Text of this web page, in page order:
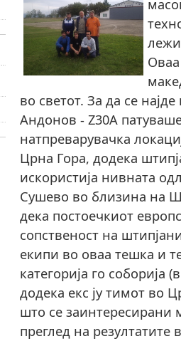
во светот. За да се
Андонов - Z30A
натпреварувачка
Црна Гора, додека
искористија нивната
Сушево во близина на
дека постоечкиот
сопственост на
екипи во оваа тешка и
категорија го соборија
додека екс ју тимот во
што се заинтересирани
преглед на резултатите